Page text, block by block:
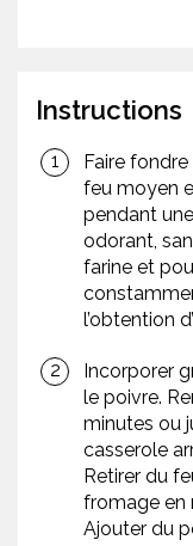
Instructions
Faire
feu moyen
pendant
odorant,
farine et
l’obtention
Incorporer
le poivre.
minutes ou
casserole
Retirer du
fromage en
Ajouter du